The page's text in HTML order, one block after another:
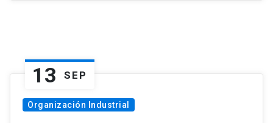
13 SEP
Organización Industrial